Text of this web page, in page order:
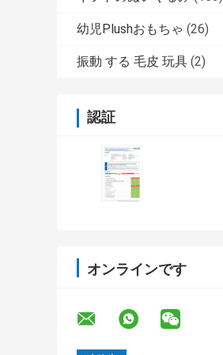
幼児Plushおもちゃ (26)
振動 する 毛皮 玩具 (2)
認証
オンラインです